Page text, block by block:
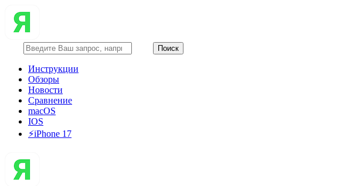
Инструкции
Обзоры
Новости
Сравнение
macOS
IOS
⚡️iPhone 17